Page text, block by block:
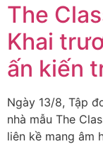
The
Khai
ấn kiến
Ngày 13/8, Tập
nhà mẫu The
liên kề mang âm